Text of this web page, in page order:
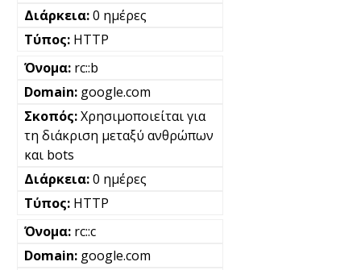
0 ημέρες
HTTP
rc::b
google.com
Χρησιμοποιείται για
τη διάκριση μεταξύ ανθρώπων
και bots
0 ημέρες
HTTP
rc::c
google.com